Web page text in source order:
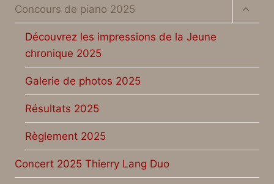
Concours de piano 2025
le
Découvrez les impressions de la Jeune
chronique 2025
Galerie de photos 2025
Résultats 2025
Règlement 2025
Concert 2025 Thierry Lang Duo